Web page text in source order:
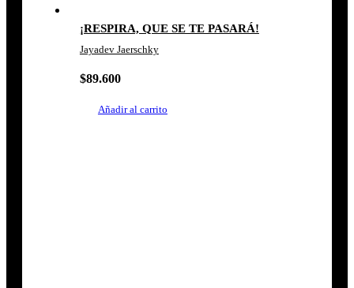
¡RESPIRA, QUE SE TE PASARÁ!
Jayadev Jaerschky
$89.600
Añadir al carrito